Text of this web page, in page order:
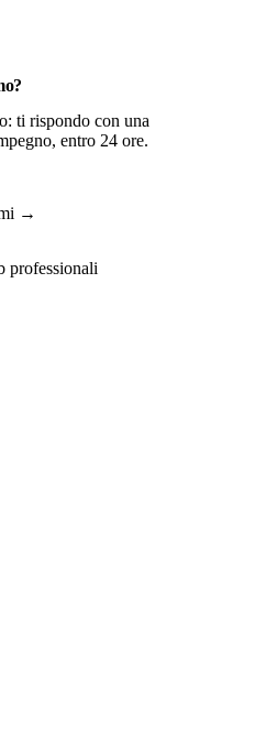
ti rispondo con una
entro 24 ore.
→
professionali